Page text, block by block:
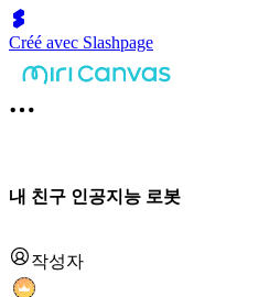
Créé avec Slashpage
내 친구 인공지능 로봇
작성자